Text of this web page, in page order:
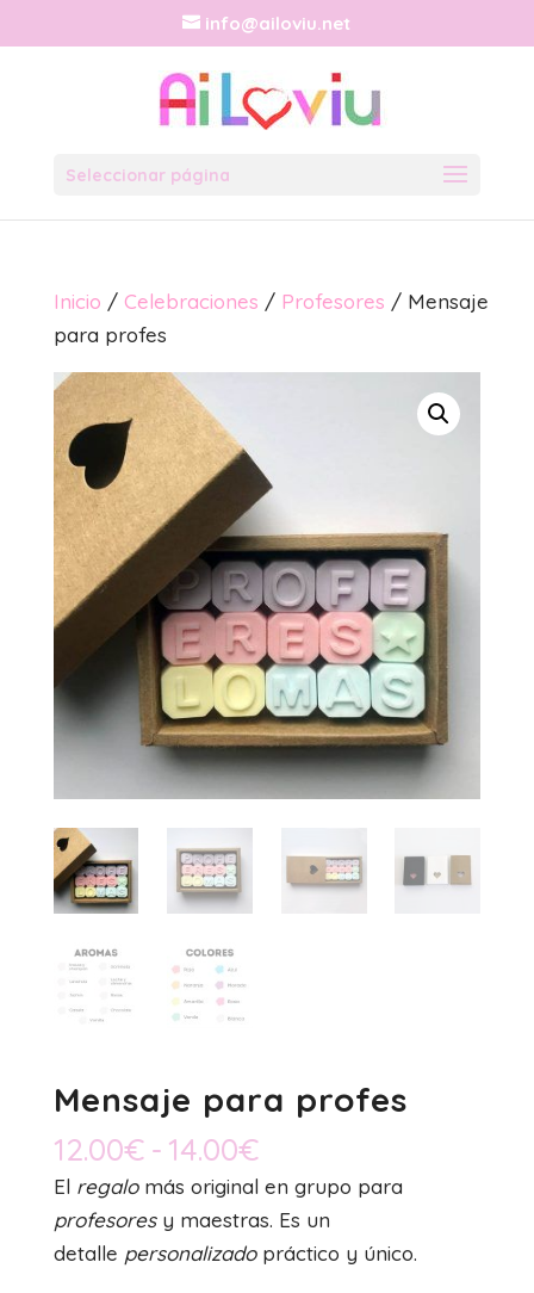
info@ailoviu.net
Seleccionar página
Inicio / Celebraciones / Profesores / Mensaje
para profes
Mensaje para profes
12.00€ - 14.00€Rango
de
precios:
desde
El regalomás original en grupo para
profesoresy maestras. Es un
detalle personalizadopráctico y único.